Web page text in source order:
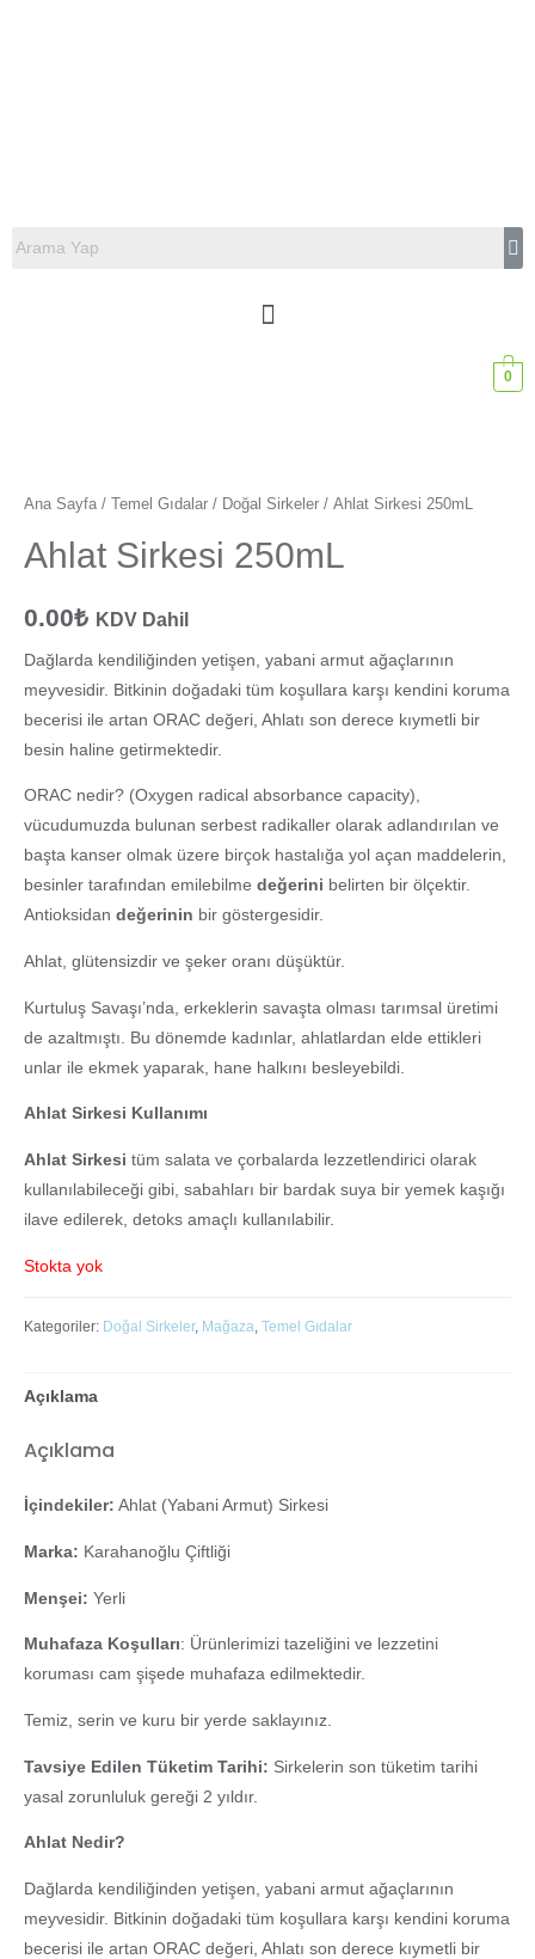
0
Ana Sayfa / Temel Gıdalar / Doğal Sirkeler / Ahlat Sirkesi 250mL
Ahlat Sirkesi 250mL
0.00₺ KDV Dahil
Dağlarda kendiliğinden yetişen, yabani armut ağaçlarının
meyvesidir. Bitkinin doğadaki tüm koşullara karşı kendini koruma
becerisi ile artan ORAC değeri, Ahlatı son derece kıymetli bir
besin haline getirmektedir.
ORAC nedir? (Oxygen radical absorbance capacity),
vücudumuzda bulunan serbest radikaller olarak adlandırılan ve
başta kanser olmak üzere birçok hastalığa yol açan maddelerin,
besinler tarafından emilebilme değerini belirten bir ölçektir.
Antioksidan değerinin bir göstergesidir.
Ahlat, glütensizdir ve şeker oranı düşüktür.
Kurtuluş Savaşı’nda, erkeklerin savaşta olması tarımsal üretimi
de azaltmıştı. Bu dönemde kadınlar, ahlatlardan elde ettikleri
unlar ile ekmek yaparak, hane halkını besleyebildi.
Ahlat Sirkesi Kullanımı
Ahlat Sirkesi tüm salata ve çorbalarda lezzetlendirici olarak
kullanılabileceği gibi, sabahları bir bardak suya bir yemek kaşığı
ilave edilerek, detoks amaçlı kullanılabilir.
Stokta yok
Kategoriler: Doğal Sirkeler, Mağaza Temel Gıdalar
Açıklama
Açıklama
İçindekiler: Ahlat (Yabani Armut) Sirkesi
Marka: Karahanoğlu Çiftliği
Menşei: Yerli
Muhafaza Koşulları: Ürünlerimizi tazeliğini ve lezzetini
koruması cam şişede muhafaza edilmektedir.
Temiz, serin ve kuru bir yerde saklayınız.
Tavsiye Edilen Tüketim Tarihi: Sirkelerin son tüketim tarihi
yasal zorunluluk gereği 2 yıldır.
Ahlat Nedir?
Dağlarda kendiliğinden yetişen, yabani armut ağaçlarının
meyvesidir. Bitkinin doğadaki tüm koşullara karşı kendini koruma
becerisi ile artan ORAC değeri, Ahlatı son derece kıymetli bir